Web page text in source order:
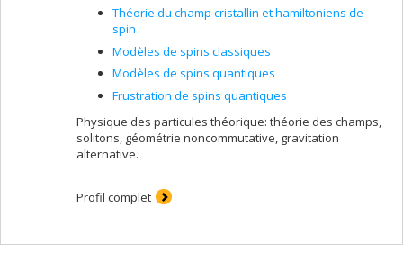
Théorie du champ cristallin et hamiltoniens de
spin
Modèles de spins classiques
Modèles de spins quantiques
Frustration de spins quantiques
Physique des particules théorique: théorie des champs,
solitons, géométrie noncommutative, gravitation
alternative.
Profil complet